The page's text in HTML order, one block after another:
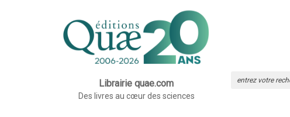
Librairie quae.com
Des livres au cœur des sciences